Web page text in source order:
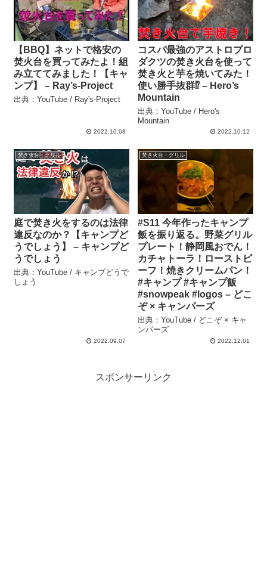
【BBQ】ネットで格安の
焚火台を買ってみたよ！組
み立ててみました！【キャ
ンプ】 – Ray’s-Project
出典：YouTube / Ray's-Project
2022.10.08
コスパ最強のアストロプロ
ダクツの焚き火台を使って
焚き火と芋を焼いてみた！
使い勝手抜群⁉ – Hero’s
Mountain
出典：YouTube / Hero's
Mountain
2022.10.12
焚き火台・グリル
庭で焚き火をするのは法律
違反なのか？【キャンプど
うでしょう】 – キャンプど
うでしょう
出典：YouTube / キャンプどうで
しょう
2022.09.07
焚き火台・グリル
#S11 今年作ったキャンプ
飯を振り返る。野菜グリル
プレート！静岡風おでん！
カチャトーラ！ローストビ
ーフ！焼きクリームパン！
#キャンプ #キャンプ飯
#snowpeak #logos – どこ
ぞ × キャンパーズ
出典：YouTube / どこぞ × キャ
ンパーズ
2022.12.01
スポンサーリンク